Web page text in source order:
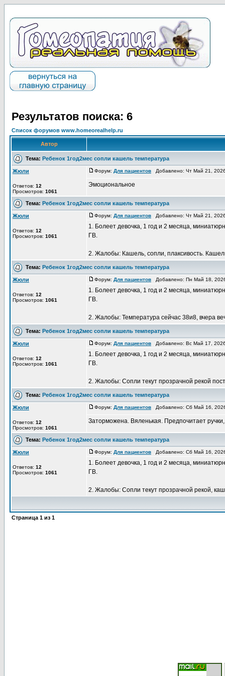
Результатов поиска: 6
Список форумов www.homeorealhelp.ru
Автор
Тема: Ребенок 1год2мес сопли кашель температура
Жюли
Ответов: 12
Просмотров: 1061
Форум: Для пациентов Добавлено: Чт Май 21,
Эмоциональное
Тема: Ребенок 1год2мес сопли кашель температура
Жюли
Ответов: 12
Просмотров: 1061
Форум: Для пациентов Добавлено: Чт Май 21,
1. Болеет девочка, 1 год и 2 месяца,
ГВ.
2. Жалобы: Кашель, сопли, плаксивость.
Тема: Ребенок 1год2мес сопли кашель температура
Жюли
Ответов: 12
Просмотров: 1061
Форум: Для пациентов Добавлено: Пн Май 18,
1. Болеет девочка, 1 год и 2 месяца,
ГВ.
2. Жалобы: Температура сейчас 38и8, вчера
Тема: Ребенок 1год2мес сопли кашель температура
Жюли
Ответов: 12
Просмотров: 1061
Форум: Для пациентов Добавлено: Вс Май 17,
1. Болеет девочка, 1 год и 2 месяца,
ГВ.
2. Жалобы: Сопли текут прозрачной рекой
Тема: Ребенок 1год2мес сопли кашель температура
Жюли
Ответов: 12
Просмотров: 1061
Форум: Для пациентов Добавлено: Сб Май 16,
Заторможена. Вяленькая. Предпочитает
Тема: Ребенок 1год2мес сопли кашель температура
Жюли
Ответов: 12
Просмотров: 1061
Форум: Для пациентов Добавлено: Сб Май 16,
1. Болеет девочка, 1 год и 2 месяца,
ГВ.
2. Жалобы: Сопли текут прозрачной рекой,
Страница 1 из 1